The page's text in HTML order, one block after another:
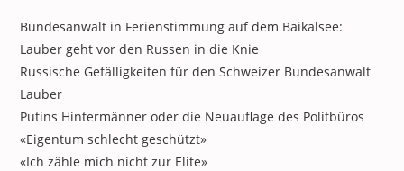
Bundesanwalt in Ferienstimmung auf dem Baikalsee:
Lauber geht vor den Russen in die Knie
Russische Gefälligkeiten für den Schweizer Bundesanwalt
Lauber
Putins Hintermänner oder die Neuauflage des Politbüros
«Eigentum schlecht geschützt»
«Ich zähle mich nicht zur Elite»